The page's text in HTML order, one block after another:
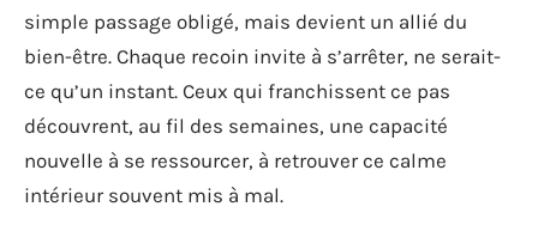
simple passage obligé, mais devient un allié du
bien-être. Chaque recoin invite à s’arrêter, ne serait-
ce qu’un instant. Ceux qui franchissent ce pas
découvrent, au fil des semaines, une capacité
nouvelle à se ressourcer, à retrouver ce calme
intérieur souvent mis à mal.